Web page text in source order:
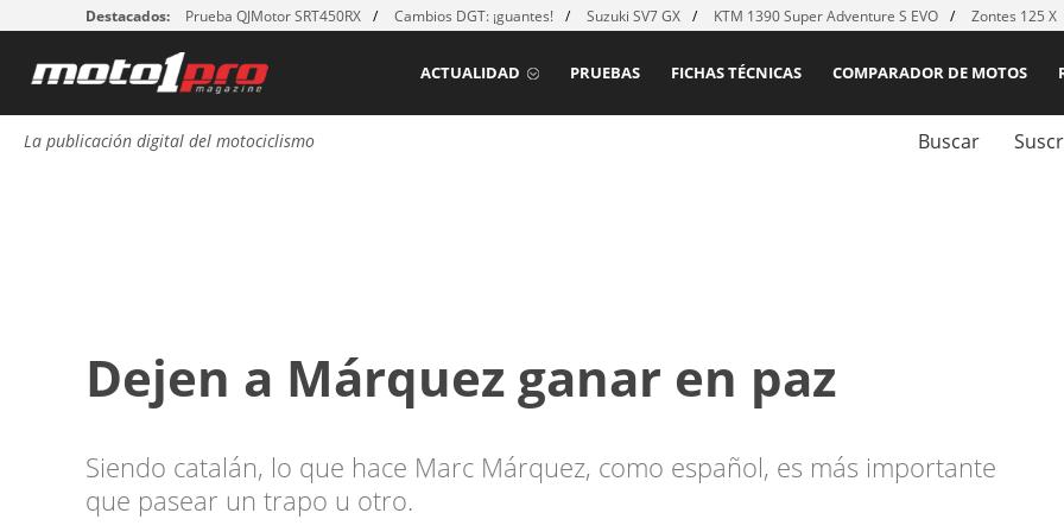
Destacados: Prueba QJMotor SRT450RX Cambios DGT: ¡guantes! Suzuki SV7 GX KTM 1390 Super Adventure S EVO Zontes 125 X
COMPARADOR DE MOTOS
FICHAS TÉCNICAS
PRUEBAS
ACTUALIDAD
La publicación digital del motociclismo Buscar
Dejen a Márquez ganar en paz
Siendo catalán, lo que hace Marc Márquez, como español, es más importante
que pasear un trapo u otro.